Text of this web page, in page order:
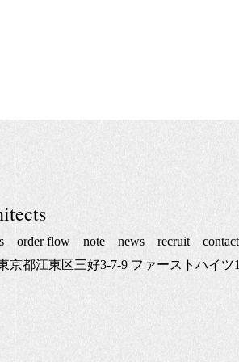
order flow note news recruit
contact
京都江東区三好3-7-9 ファーストハイツ